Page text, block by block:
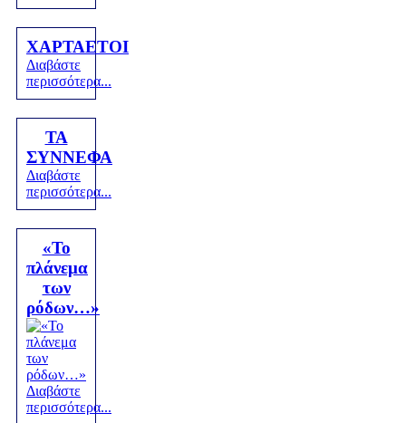
ΧΑΡΤΑΕΤΟΙ
Διαβάστε
περισσότερα...
ΤΑ
ΣΥΝΝΕΦΑ
Διαβάστε
περισσότερα...
«Το
πλάνεμα
των
ρόδων…»
Διαβάστε
περισσότερα...